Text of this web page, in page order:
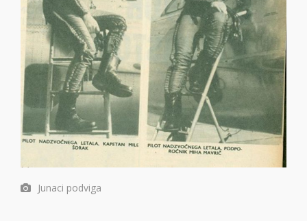
Junaci podviga